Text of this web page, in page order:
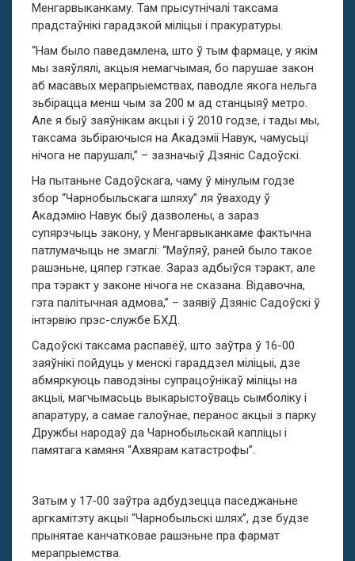
Менгарвыканкаму. Там прысутнічалі таксама
прадстаўнікі гарадзкой міліцыі і пракуратуры.
“Нам было паведамлена, што ў тым фармаце, у якім
мы заяўлялі, акцыя немагчымая, бо парушае закон
аб масавых мерапрыемствах, паводле якога нельга
зьбірацца менш чым за 200 м ад станцыяў метро.
Але я быў заяўнікам акцыі і ў 2010 годзе, і тады мы,
таксама зьбіраючыся на Акадэміі Навук, чамусьці
нічога не парушалі,” – зазначыў Дзяніс Садоўскі.
На пытаньне Садоўскага, чаму ў мінулым годзе
збор “Чарнобыльскага шляху” ля ўваходу ў
Акадэмію Навук быў дазволены, а зараз
супярэчыць закону, у Менгарвыканкаме фактычна
патлумачыць не змаглі: “Маўляў, раней было такое
рашэньне, цяпер гэткае. Зараз адбыўся тэракт, але
пра тэракт у законе нічога не сказана. Відавочна,
гэта палітычная адмова,” – заявіў Дзяніс Садоўскі ў
інтэрвію прэс-службе БХД.
Садоўскі таксама распавёў, што заўтра ў 16-00
заяўнікі пойдуць у менскі гараддзел міліцыі, дзе
абмяркуюць паводзіны супрацоўнікаў міліцы на
акцыі, магчымасьць выкарыстоўваць сымболіку і
апаратуру, а самае галоўнае, перанос акцыі з парку
Дружбы народаў да Чарнобыльскай капліцы і
памятага камяня “Ахвярам катастрофы”.
Затым у 17-00 заўтра адбудзецца паседжаньне
аргкамітэту акцыі “Чарнобыльскі шлях”, дзе будзе
прынятае канчатковае рашэньне пра фармат
мерапрыемства.